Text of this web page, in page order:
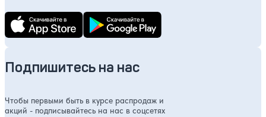
Подпишитесь на нас
Чтобы первыми быть в курсе распродаж и
акций - подписывайтесь на нас в соцсетях